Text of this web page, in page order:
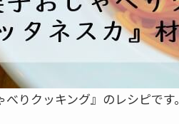
りクッキング』のレシピです。